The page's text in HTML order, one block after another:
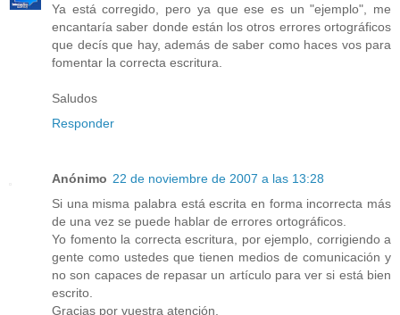
Ya está corregido, pero ya que ese es un "ejemplo", me
encantaría saber donde están los otros errores ortográficos
que decís que hay, además de saber como haces vos para
fomentar la correcta escritura.
Saludos
Responder
Anónimo 22 de noviembre de 2007 a las 13:28
Si una misma palabra está escrita en forma incorrecta más
de una vez se puede hablar de errores ortográficos.
Yo fomento la correcta escritura, por ejemplo, corrigiendo a
gente como ustedes que tienen medios de comunicación y
no son capaces de repasar un artículo para ver si está bien
escrito.
Gracias por vuestra atención.